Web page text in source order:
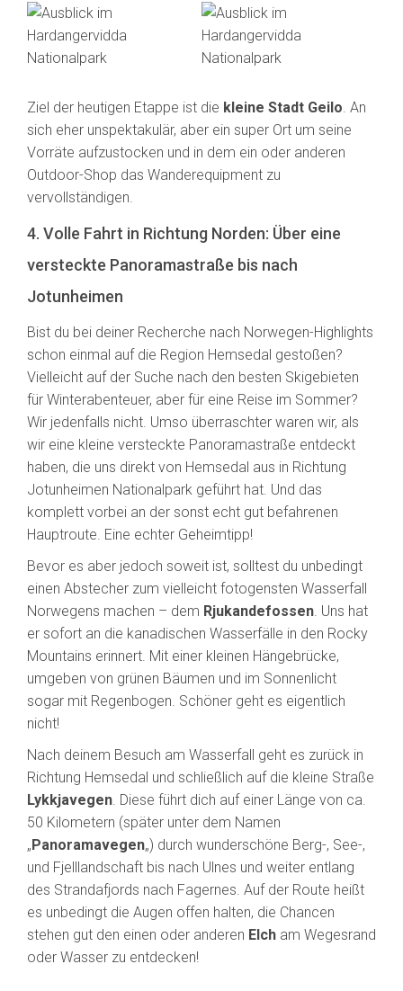
Ziel der heutigen Etappe ist die kleine Stadt Geilo. An
sich eher unspektakulär, aber ein super Ort um seine
Vorräte aufzustocken und in dem ein oder anderen
Outdoor-Shop das Wanderequipment zu
vervollständigen.
4. Volle Fahrt in Richtung Norden: Über eine
versteckte Panoramastraße bis nach
Jotunheimen
Bist du bei deiner Recherche nach Norwegen-Highlights
schon einmal auf die Region Hemsedal gestoßen?
Vielleicht auf der Suche nach den besten Skigebieten
für Winterabenteuer, aber für eine Reise im Sommer?
Wir jedenfalls nicht. Umso überraschter waren wir, als
wir eine kleine versteckte Panoramastraße entdeckt
haben, die uns direkt von Hemsedal aus in Richtung
Jotunheimen Nationalpark geführt hat. Und das
komplett vorbei an der sonst echt gut befahrenen
Hauptroute. Eine echter Geheimtipp!
Bevor es aber jedoch soweit ist, solltest du unbedingt
einen Abstecher zum vielleicht fotogensten Wasserfall
Norwegens machen – dem Rjukandefossen. Uns hat
er sofort an die kanadischen Wasserfälle in den Rocky
Mountains erinnert. Mit einer kleinen Hängebrücke,
umgeben von grünen Bäumen und im Sonnenlicht
sogar mit Regenbogen. Schöner geht es eigentlich
nicht!
Nach deinem Besuch am Wasserfall geht es zurück in
Richtung Hemsedal und schließlich auf die kleine Straße
Lykkjavegen. Diese führt dich auf einer Länge von ca.
50 Kilometern (später unter dem Namen
„Panoramavegen„) durch wunderschöne Berg-, See-,
und Fjelllandschaft bis nach Ulnes und weiter entlang
des Strandafjords nach Fagernes. Auf der Route heißt
es unbedingt die Augen offen halten, die Chancen
stehen gut den einen oder anderen Elch am Wegesrand
oder Wasser zu entdecken!